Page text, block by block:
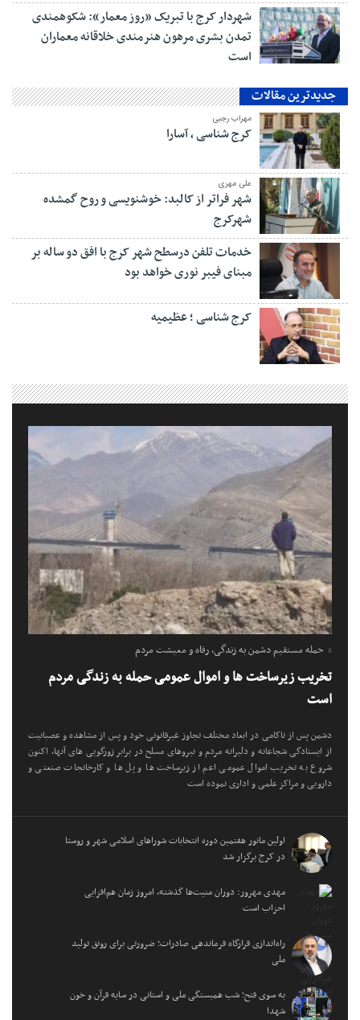
شهردار کرج با تبریک «روز معمار»: شکوهمندی
تمدن بشری مرهون هنرمندی خلاقانه معماران
است
جدیدترین مقالات
مهراب رجبی
کرج شناسی ، آسارا
علی مهری
شهر فراتر از کالبد: خوشنویسی و روح گمشده
شهرکرج
خدمات تلفن درسطح شهر کرج با افق دو ساله بر
مبنای فیبر نوری خواهد بود
کرج شناسی ؛ عظیمیه
حمله مستقیم دشمن به زندگی، رفاه و معیشت مردم
تخریب زیرساخت ها و اموال عمومی حمله به زندگی مردم
است
دشمن پس از ناکامی در ابعاد مختلف تجاوز غیرقانونی خود و پس از مشاهده و عصبانیت
از ایستادگی شجاعانه و دلیرانه مردم و نیروهای مسلح در برابر زورگویی های آنها، اکنون
شروع به تخریب اموال عمومی اعم از زیرساخت ها و پل ها و کارخانجات صنعتی و
دارویی و مراکز علمی و اداری نموده است
اولین مانور هفتمین دوره انتخابات شوراهای اسلامی شهر و روستا
در کرج برگزار شد
مهدی مهرور: دوران منیت‌ها گذشته، امروز زمان هم‌افزایی
احزاب است
راه‌اندازی قرارگاه فرماندهی صادرات؛ ضرورتی برای رونق تولید
ملی
به سوی فتح؛ شب همبستگی ملی و استانی در سایه قرآن و خون
شهدا